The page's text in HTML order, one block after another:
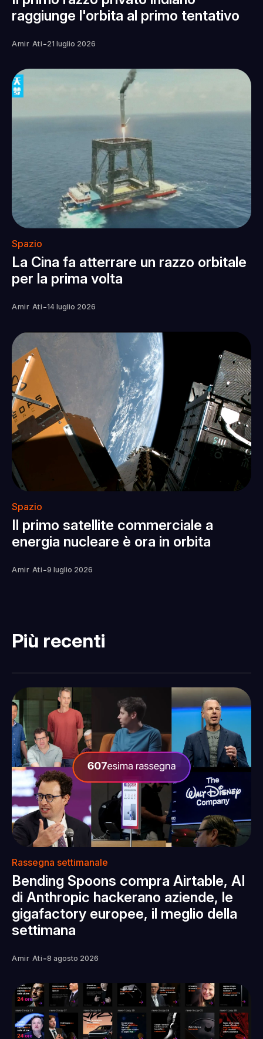
raggiunge l'orbita al primo tentativo
Amir Ati -21 luglio 2026
Spazio
La Cina fa atterrare un razzo orbitale
per la prima volta
Amir Ati -14 luglio 2026
Spazio
Il primo satellite commerciale a
energia nucleare è ora in orbita
Amir Ati -9 luglio 2026
Più recenti
Rassegna settimanale
Bending Spoons compra Airtable, AI
di Anthropic hackerano aziende, le
gigafactory europee, il meglio della
settimana
Amir Ati -8 agosto 2026